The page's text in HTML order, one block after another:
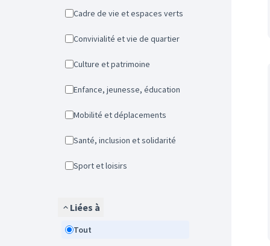
Cadre de vie et espaces verts
Convivialité et vie de quartier
Culture et patrimoine
Enfance, jeunesse, éducation
Mobilité et déplacements
Santé, inclusion et solidarité
Sport et loisirs
Liées à
Tout